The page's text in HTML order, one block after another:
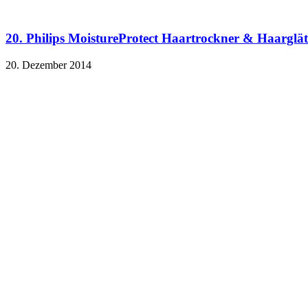
20. Philips MoistureProtect Haartrockner &
20. Dezember 2014